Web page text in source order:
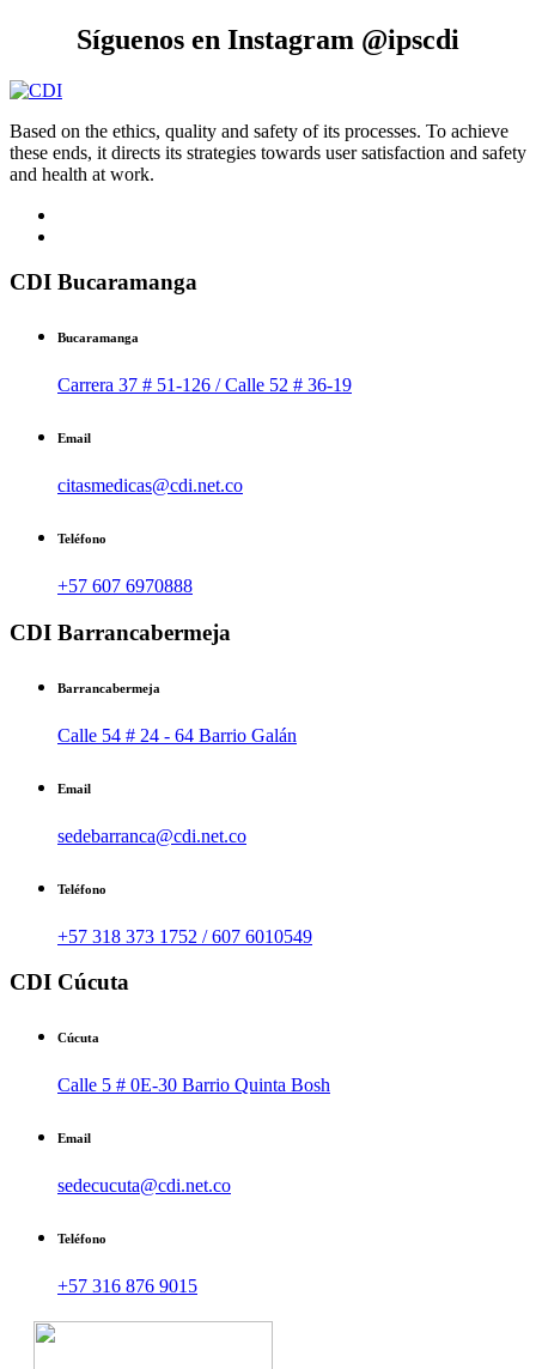
Síguenos en Instagram @ipscdi
Based on the ethics, quality and safety of its processes. To achieve
these ends, it directs its strategies towards user satisfaction and safety
and health at work.
CDI Bucaramanga
Bucaramanga
Carrera 37 # 51-126 / Calle 52 # 36-19
Email
citasmedicas@cdi.net.co
Teléfono
+57 607 6970888
CDI Barrancabermeja
Barrancabermeja
Calle 54 # 24 - 64 Barrio Galán
Email
sedebarranca@cdi.net.co
Teléfono
+57 318 373 1752 / 607 6010549
CDI Cúcuta
Cúcuta
Calle 5 # 0E-30 Barrio Quinta Bosh
Email
sedecucuta@cdi.net.co
Teléfono
+57 316 876 9015